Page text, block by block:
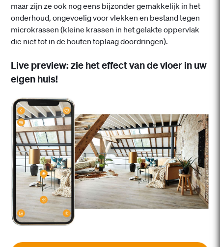
maar zijn ze ook nog eens bijzonder gemakkelijk in het
onderhoud, ongevoelig voor vlekken en bestand tegen
microkrassen (kleine krassen in het gelakte oppervlak
die niet tot in de houten toplaag doordringen).
Live preview: zie het effect van de vloer in uw
eigen huis!